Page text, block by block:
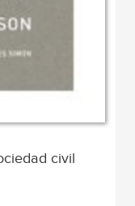
civil